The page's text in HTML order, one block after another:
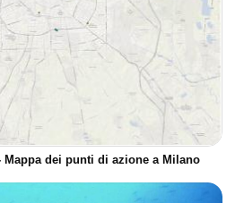
Mappa dei punti di azione a Milano